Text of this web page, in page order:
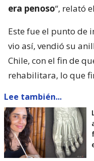
era penoso“, relató
Este fue el punto de
vio así, vendió su
Chile, con el fin de
rehabilitara, lo que
Lee también...